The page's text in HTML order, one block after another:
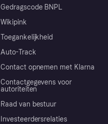
Gedragscode BNPL
Wikipink
Toegankelijkheid
Auto-Track
Contact opnemen met Klarna
Contactgegevens voor
autoriteiten
Raad van bestuur
Investeerdersrelaties